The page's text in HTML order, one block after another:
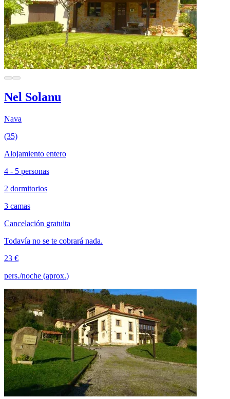
Nel Solanu
Nava
(35)
Alojamiento entero
4 - 5 personas
2 dormitorios
3 camas
Cancelación gratuita
Todavía no se te cobrará nada.
23 €
pers./noche (aprox.)